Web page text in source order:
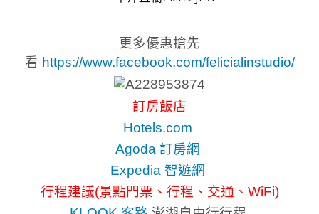
更多優惠搶先
看 https://www.facebook.com/felicialinstudio/
訂房飯店
Hotels.com
Agoda 訂房網
Expedia 智遊網
行程建議(景點門票、行程、交通、WiFi)